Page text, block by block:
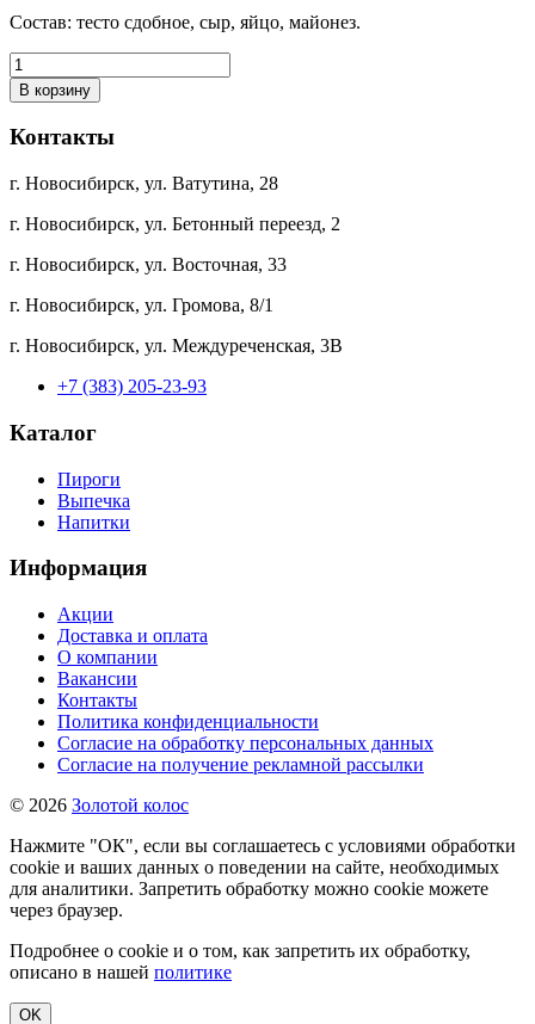
Состав: тесто сдобное, сыр, яйцо, майонез.
В корзину
Контакты
г. Новосибирск, ул. Ватутина, 28
г. Новосибирск, ул. Бетонный переезд, 2
г. Новосибирск, ул. Восточная, 33
г. Новосибирск, ул. Громова, 8/1
г. Новосибирск, ул. Междуреченская, 3В
+7 (383) 205-23-93
Каталог
Пироги
Выпечка
Напитки
Информация
Акции
Доставка и оплата
О компании
Вакансии
Контакты
Политика конфиденциальности
Согласие на обработку персональных данных
Согласие на получение рекламной рассылки
© 2026 Золотой колос
Нажмите "ОК", если вы соглашаетесь с условиями обработки
cookie и ваших данных о поведении на сайте, необходимых
для аналитики. Запретить обработку можно cookie можете
через браузер.
Подробнее о cookie и о том, как запретить их обработку,
описано в нашей политике
OK